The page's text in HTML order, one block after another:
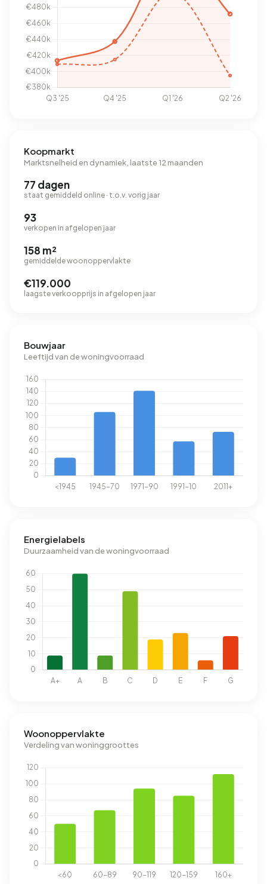
Koopmarkt
Marktsnelheid en dynamiek, laatste 12 maanden
77 dagen
staat gemiddeld online · t.o.v. vorig jaar
93
verkopen in afgelopen jaar
158 m²
gemiddelde woonoppervlakte
€119.000
laagste verkoopprijs in afgelopen jaar
Bouwjaar
Leeftijd van de woningvoorraad
Energielabels
Duurzaamheid van de woningvoorraad
Woonoppervlakte
Verdeling van woninggroottes